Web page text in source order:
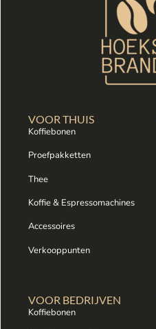
VOOR THUIS
Koffiebonen
Proefpakketten
Thee
Koffie & Espressomachines
Accessoires
Verkooppunten
VOOR BEDRIJVEN
Koffiebonen